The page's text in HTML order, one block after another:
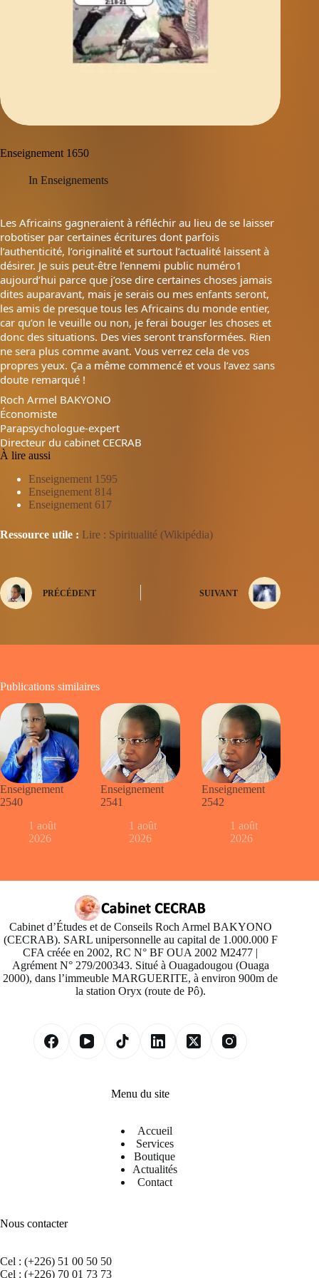
Enseignement 1650
In Enseignements
Les Africains gagneraient à réfléchir au lieu de se laisser
robotiser par certaines écritures dont parfois
l’authenticité, l’originalité et surtout l’actualité laissent à
désirer. Je suis peut-être l’ennemi public numéro1
aujourd’hui parce que j’ose dire certaines choses jamais
dites auparavant, mais je serais ou mes enfants seront,
les amis de presque tous les Africains du monde entier,
car qu’on le veuille ou non, je ferai bouger les choses et
donc des situations. Des vies seront transformées. Rien
ne sera plus comme avant. Vous verrez cela de vos
propres yeux. Ça a même commencé et vous l’avez sans
doute remarqué !
Roch Armel BAKYONO
Économiste
Parapsychologue-expert
Directeur du cabinet CECRAB
À lire aussi
Enseignement 1595
Enseignement 814
Enseignement 617
Ressource utile : Lire : Spiritualité (Wikipédia)
PRÉCÉDENT SUIVANT
Publications similaires
Enseignement
2540
1 août
2026
Enseignement
2541
1 août
2026
Enseignement
2542
1 août
2026
Cabinet d’Études et de Conseils Roch Armel BAKYONO
(CECRAB). SARL unipersonnelle au capital de 1.000.000 F
CFA créée en 2002, RC N° BF OUA 2002 M2477 |
Agrément N° 279/200343. Situé à Ouagadougou (Ouaga
2000), dans l’immeuble MARGUERITE, à environ 900m de
la station Oryx (route de Pô).
Menu du site
Accueil
Services
Boutique
Actualités
Contact
Nous contacter
Cel : (+226) 51 00 50 50
Cel : (+226) 70 01 73 73